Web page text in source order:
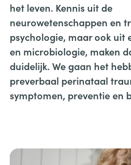
het leven. Kennis uit de
neurowetenschappen en
psychologie, maar ook uit
en microbiologie, maken
duidelijk. We gaan het
preverbaal perinataal
symptomen, preventie en